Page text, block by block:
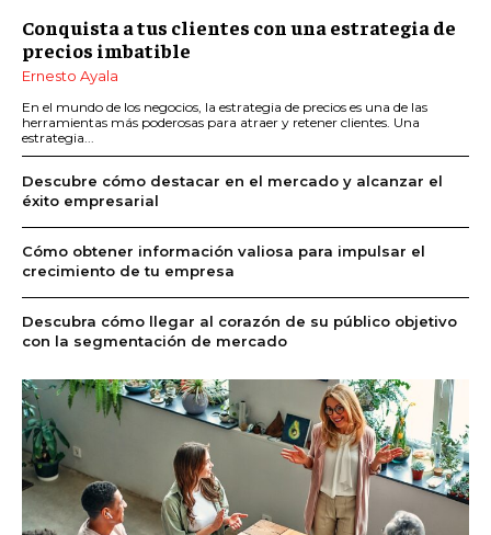
Conquista a tus clientes con una estrategia de
precios imbatible
Ernesto Ayala
En el mundo de los negocios, la estrategia de precios es una de las
herramientas más poderosas para atraer y retener clientes. Una
estrategia...
Descubre cómo destacar en el mercado y alcanzar el
éxito empresarial
Cómo obtener información valiosa para impulsar el
crecimiento de tu empresa
Descubra cómo llegar al corazón de su público objetivo
con la segmentación de mercado